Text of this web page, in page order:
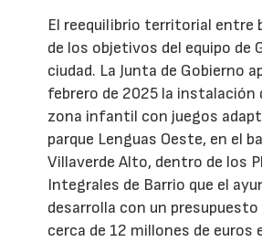
El reequilibrio territorial entre
de los objetivos del equipo de
ciudad. La Junta de Gobierno
febrero de 2025 la instalación
zona infantil con juegos
parque Lenguas Oeste, en el
Villaverde Alto, dentro de los
Integrales de Barrio que el
desarrolla con un presupuesto
cerca de 12 millones de euros